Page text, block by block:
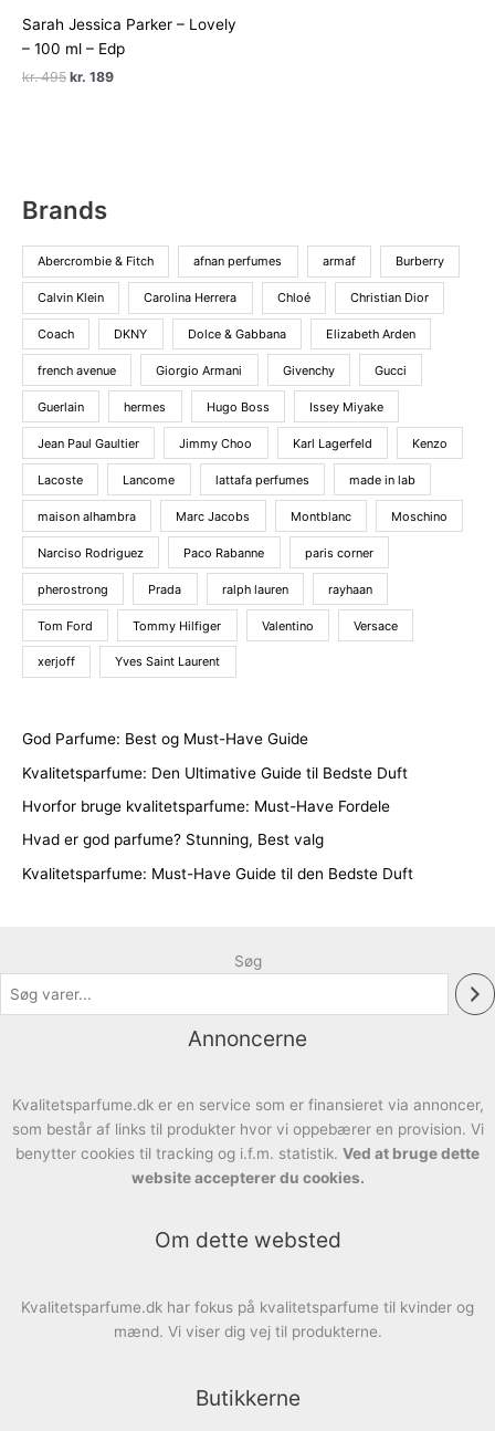
Sarah Jessica Parker – Lovely
– 100 ml – Edp
kr.495 Den
kr. 189Den
Brands
Abercrombie & Fitch afnan perfumes armaf Burberry
Calvin Klein Carolina Herrera Chloé Christian Dior
Coach DKNY Dolce & Gabbana Elizabeth Arden
french avenue Giorgio Armani Givenchy Gucci
Guerlain hermes Hugo Boss Issey Miyake
Jean Paul Gaultier Jimmy Choo Karl Lagerfeld Kenzo
Lacoste Lancome lattafa perfumes made in lab
maison alhambra Marc Jacobs Montblanc Moschino
Narciso Rodriguez Paco Rabanne paris corner
pherostrong Prada ralph lauren rayhaan
Tom Ford Tommy Hilfiger Valentino Versace
xerjoff Yves Saint Laurent
God Parfume: Best og Must-Have Guide
Kvalitetsparfume: Den Ultimative Guide til Bedste Duft
Hvorfor bruge kvalitetsparfume: Must-Have Fordele
Hvad er god parfume? Stunning, Best valg
Kvalitetsparfume: Must-Have Guide til den Bedste Duft
Søg
Annoncerne
Kvalitetsparfume.dk er en service som er finansieret via annoncer,
som består af links til produkter hvor vi oppebærer en provision. Vi
benytter cookies til tracking og i.f.m. statistik. Ved at bruge dette
website accepterer du cookies.
Om dette websted
Kvalitetsparfume.dk har fokus på kvalitetsparfume til kvinder og
mænd. Vi viser dig vej til produkterne.
Butikkerne